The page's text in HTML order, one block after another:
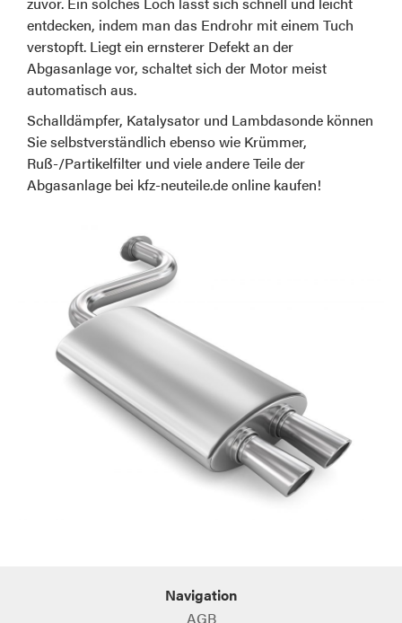
entdecken, indem man das Endrohr mit einem Tuch
verstopft. Liegt ein ernsterer Defekt an der
Abgasanlage vor, schaltet sich der Motor meist
automatisch aus.
Schalldämpfer, Katalysator und Lambdasonde können
Sie selbstverständlich ebenso wie Krümmer,
Ruß-/Partikelfilter und viele andere Teile der
Abgasanlage bei kfz-neuteile.de online kaufen!
Navigation
AGB